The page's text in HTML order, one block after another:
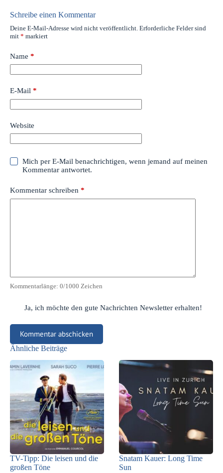
Schreibe einen Kommentar
Deine E-Mail-Adresse wird nicht veröffentlicht. Erforderliche Felder sind
mit * markiert
Name *
E-Mail *
Website
Mich per E-Mail benachrichtigen, wenn jemand auf meinen
Kommentar antwortet.
Kommentar schreiben *
Kommentarlänge: 0/1000 Zeichen
Ja, ich möchte den gute Nachrichten Newsletter erhalten!
Kommentar abschicken
Ähnliche Beiträge
TV-Tipp: Die leisen und die
großen Töne
Snatam Kauer: Long Time
Sun